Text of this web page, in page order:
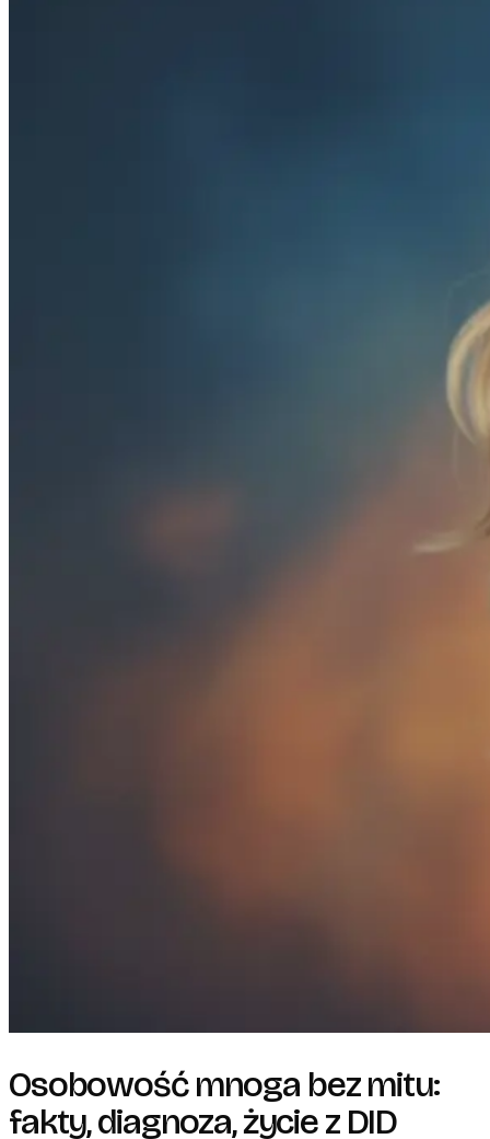
Osobowość mnoga bez mitu:
fakty, diagnoza, życie z DID